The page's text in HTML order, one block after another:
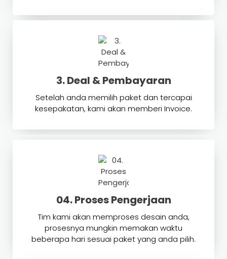
3. Deal & Pembayaran
Setelah anda memilih paket dan tercapai
kesepakatan, kami akan memberi Invoice.
04. Proses Pengerjaan
Tim kami akan memproses desain anda,
prosesnya mungkin memakan waktu
beberapa hari sesuai paket yang anda pilih.